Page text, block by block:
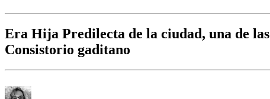
Era Hija Predilecta de la ciudad, una de
Consistorio gaditano